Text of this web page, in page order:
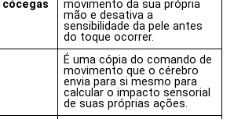
movimento da sua própria
mão e desativa a
sensibilidade da pele antes
do toque ocorrer.
É uma cópia do comando de
movimento que o cérebro
envia para si mesmo para
calcular o impacto sensorial
de suas próprias ações.